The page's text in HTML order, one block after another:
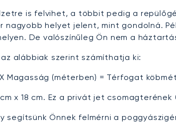
is felvihet, a többit pedig a
nagyobb helyet jelent, mint gondolná.
De valószínűleg Ön nem a
alábbiak szerint számíthatja ki:
Magasság (méterben) = Térfogat
x 18 cm. Ez a privát jet
Önnek felmérni a